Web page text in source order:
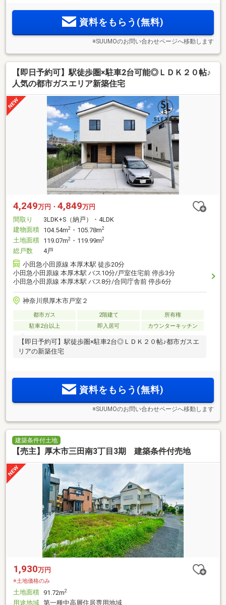
資料をもらう(無料)
※SUUMOのお問い合わせページへ移動します
【即日予約可】駅徒歩圏×駐車2台可能◎ＬＤＫ２０帖♪
人気の都市ガスエリア新築住宅
4,249万円・ 4,849万円
間取り
3LDK+S（納戸）・4LDK
建物面積 104.54m2 ・105.78m2
土地面積 119.07m2 ・119.99m2
総戸数
4戸
小田急小田原線 本厚木駅 徒歩20分
小田急小田原線 本厚木駅 バス10分/戸室住宅前 停歩3分
小田急小田原線 本厚木駅 バス8分/合同庁舎前 停歩6分
神奈川県厚木市戸室２
都市ガス 2階建て
所有権
駐車2台以上
即入居可 カウンターキッチン
【即日予約可】駅徒歩圏×駐車2台◎ＬＤＫ２０帖♪都市ガスエ
リアの新築住宅
資料をもらう(無料)
※SUUMOのお問い合わせページへ移動します
建築条件付土地
【売主】厚木市三田南3丁目3期 建築条件付売地
1,930万円
※土地価格のみ
土地面積 91.72m2
用途地域 第一種中高層住居専用地域